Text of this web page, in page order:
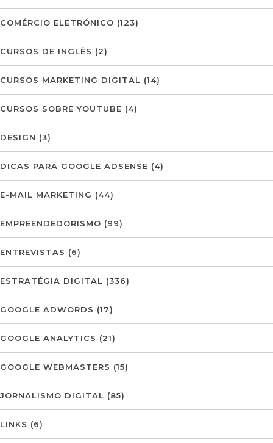
COMÉRCIO ELETRÓNICO (123)
CURSOS DE INGLÊS (2)
CURSOS MARKETING DIGITAL (14)
CURSOS SOBRE YOUTUBE (4)
DESIGN (3)
DICAS PARA GOOGLE ADSENSE (4)
E-MAIL MARKETING (44)
EMPREENDEDORISMO (99)
ENTREVISTAS (6)
ESTRATÉGIA DIGITAL (336)
GOOGLE ADWORDS (17)
GOOGLE ANALYTICS (21)
GOOGLE WEBMASTERS (15)
JORNALISMO DIGITAL (85)
LINKS (6)